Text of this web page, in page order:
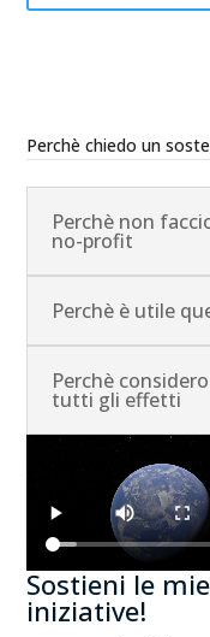
Perchè chiedo un
Perchè non
no-profit
Perchè è utile
Perchè
tutti gli effetti
Sostieni le mie
iniziative!